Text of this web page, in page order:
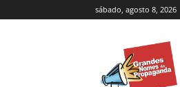
sábado, agosto 8, 2026